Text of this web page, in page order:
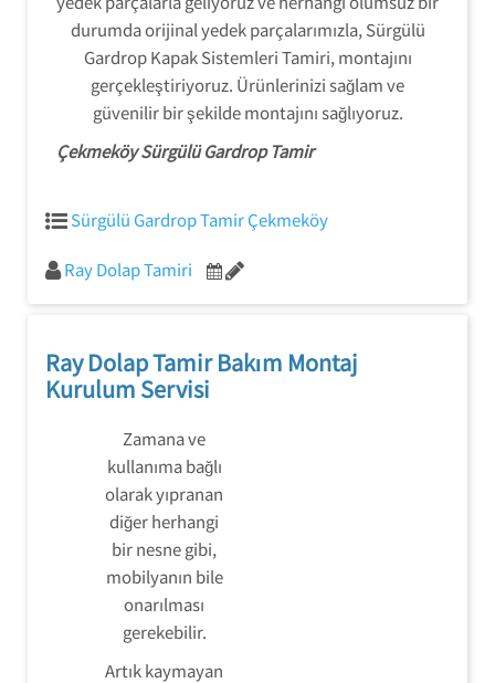
durumda orijinal yedek parçalarımızla, Sürgülü
Gardrop Kapak Sistemleri Tamiri, montajını
gerçekleştiriyoruz. Ürünlerinizi sağlam ve
güvenilir bir şekilde montajını sağlıyoruz.
Çekmeköy Sürgülü Gardrop Tamir
Sürgülü Gardrop Tamir Çekmeköy
Ray Dolap Tamiri
Ray Dolap Tamir Bakım Montaj
Kurulum Servisi
Zamana ve
kullanıma bağlı
olarak yıpranan
diğer herhangi
bir nesne gibi,
mobilyanın bile
onarılması
gerekebilir.
Artık kaymayan